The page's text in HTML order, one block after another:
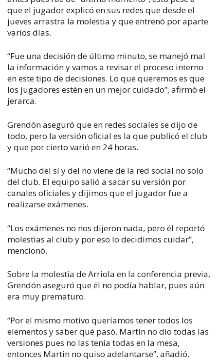
que el jugador explicó en sus redes que desde el
jueves arrastra la molestia y que entrenó por aparte
varios días.
“Fue una decisión de último minuto, se manejó mal
la información y vamos a revisar el proceso interno
en este tipo de decisiones. Lo que queremos es que
los jugadores estén en un mejor cuidado”, afirmó el
jerarca.
Grendón aseguró que en redes sociales se dijo de
todo, pero la versión oficial es la que publicó el club
y que por cierto varió en 24 horas.
“Mucho del sí y del no viene de la red social no solo
del club. El equipo salió a sacar su versión por
canales oficiales y dijimos que el jugador fue a
realizarse exámenes.
“Los exámenes no nos dijeron nada, pero él reportó
molestias al club y por eso lo decidimos cuidar”,
mencionó.
Sobre la molestia de Arriola en la conferencia previa,
Grendón aseguró que él no podía hablar, pues aún
era muy prematuro.
“Por el mismo motivo queríamos tener todos los
elementos y saber qué pasó, Martín no dio todas las
versiones pues no las tenía todas en la mesa,
entonces Martin no quiso adelantarse”, añadió.